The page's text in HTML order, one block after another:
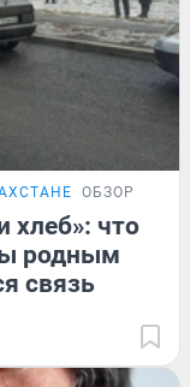
ОБЗОР
хлеб»: что
родным
связь